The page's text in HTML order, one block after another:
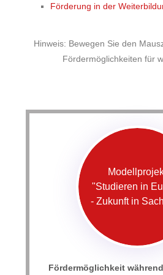
Förderung in der
Hinweis: Bewegen Sie den
Fördermöglichkeiten für
"Studieren in
- Zukunft in
Fördermöglichkeit